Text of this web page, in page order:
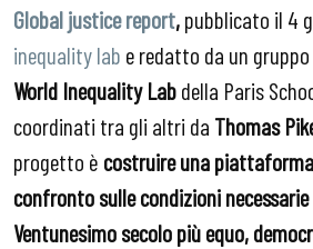
Global justice report,pubblicato il 4
inequality lab e redatto da un
World Inequality Labdella Paris
coordinati tra gli altri da Thomas
progetto è costruire una
confronto sulle condizioni
Ventunesimo secolo più equo,